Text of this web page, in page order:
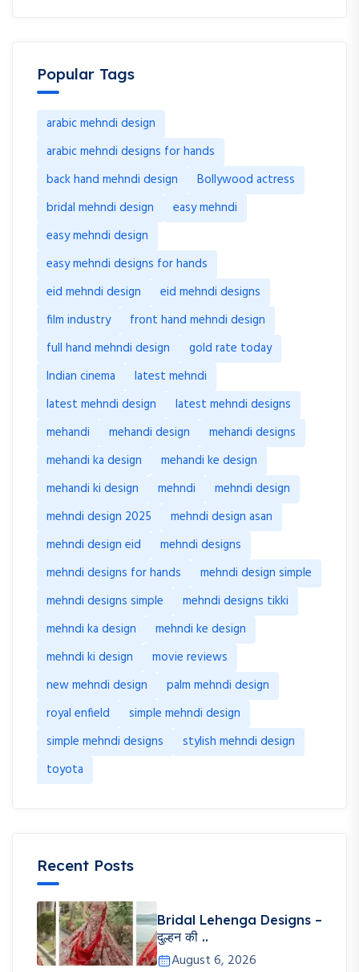
Popular Tags
arabic mehndi design
arabic mehndi designs for hands
back hand mehndi design
Bollywood actress
bridal mehndi design
easy mehndi
easy mehndi design
easy mehndi designs for hands
eid mehndi design
eid mehndi designs
film industry
front hand mehndi design
full hand mehndi design
gold rate today
Indian cinema
latest mehndi
latest mehndi design
latest mehndi designs
mehandi
mehandi design
mehandi designs
mehandi ka design
mehandi ke design
mehandi ki design
mehndi
mehndi design
mehndi design 2025
mehndi design asan
mehndi design eid
mehndi designs
mehndi designs for hands
mehndi design simple
mehndi designs simple
mehndi designs tikki
mehndi ka design
mehndi ke design
mehndi ki design
movie reviews
new mehndi design
palm mehndi design
royal enfield
simple mehndi design
simple mehndi designs
stylish mehndi design
toyota
Recent Posts
Bridal Lehenga Designs –
दुल्हन की ..
August 6, 2026